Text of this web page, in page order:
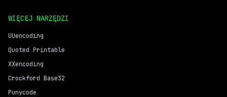
WIĘCEJ NARZĘDZI
UUencoding
Quoted Printable
XXencoding
Crockford Base32
Punycode